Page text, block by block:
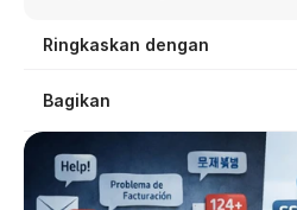
Ringkaskan dengan
Bagikan